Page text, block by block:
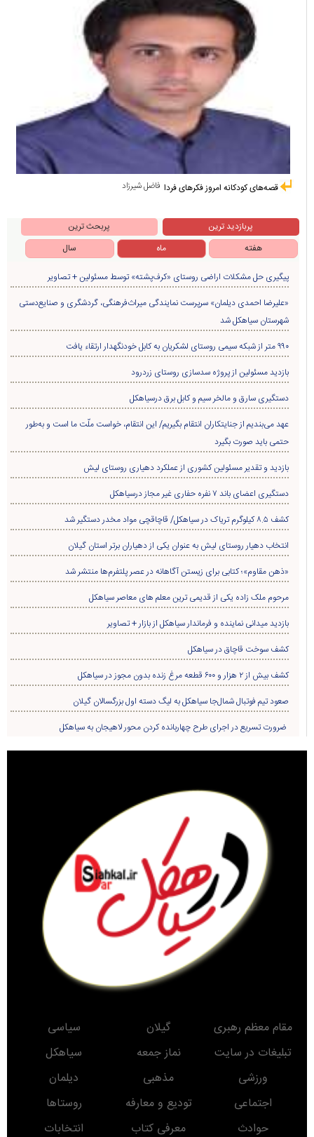
فاضل شیرزاد قصه‌های کودکانه امروز فکرهای فردا
پربازدید ترین
پربحث ترین
هفته
ماه سال
پیگیری حل مشکلات اراضی روستای «کرف‌پشته» توسط مسئولین + تصاویر
«علیرضا احمدی دیلمان» سرپرست نمایندگی میراث‌فرهنگی، گردشگری و صنایع‌دستی
شهرستان سیاهکل شد
۹۹۰ متر از شبکه سیمی روستای لشکریان به کابل خودنگهدار ارتقاء یافت
بازدید مسئولین از پروژه سدسازی روستای زردرود
دستگیری سارق و مالخر سیم و کابل برق درسیاهکل
عهد می‌بندیم از جنایتکاران انتقام بگیریم/ این انتقام، خواست ملّت ما است و به‌طور
حتمی باید صورت بگیرد
بازدید و تقدیر مسئولین کشوری از عملکرد دهیاری روستای لیش
دستگیری اعضای باند ۷ نفره حفاری غير مجاز درسیاهکل
کشف ۸.۵ کیلوگرم تریاک در سیاهکل/ قاچاقچی مواد مخدر دستگیر شد
انتخاب دهیار روستای لیش به عنوان یکی از دهیاران برتر استان گیلان
«ذهن مقاوم»؛ کتابی برای زیستن آگاهانه در عصر پلتفرم‌ها منتشر شد
مرحوم ملک زاده یکی از قدیمی ترین معلم های معاصر سیاهکل
بازدید میدانی نماینده و فرماندار سیاهکل از بازار + تصاویر
کشف سوخت قاچاق در سياهکل
کشف بیش از ۲ هزار و ۶۰۰ قطعه مرغ زنده بدون مجوز در سیاهکل
صعود تیم فوتبال شمال‌جا‌ سیاهکل به لیگ دسته اول بزرگسالان گیلان
ضرورت تسریع در اجرای طرح چهاربانده کردن محور لاهیجان به سیاهکل
مقام معظم رهبری گیلان
سیاسی
تبلیغات در سایت
نماز جمعه
سیاهکل
ورزشی
مذهبی
دیلمان
اجتماعی
تودیع و معارفه
روستاها
حوادث
معرفی کتاب انتخابات